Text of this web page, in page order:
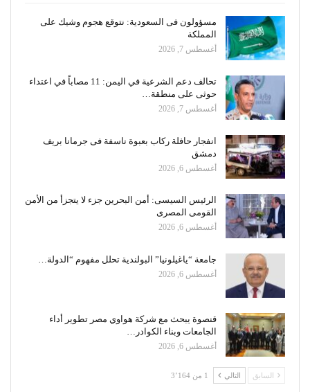
مسؤولون فى السعودية: نتوقع هجوم وشيك على
المملكة
أغسطس 7, 2026
تحالف دعم الشرعية في اليمن: 11 مصاباً في اعتداء
حوثى على منطقة…
أغسطس 7, 2026
انفجار حافلة ركاب بعبوة ناسفة فى جرمانا بريف
دمشق
أغسطس 6, 2026
الرئيس السيسى: أمن البحرين جزء لا يتجزأ من الأمن
القومى المصرى
أغسطس 6, 2026
جامعة “ياغيلونيا” البولندية تحلل مفهوم “الدولة…
أغسطس 6, 2026
قنصوة يبحث مع شركة هواوي مصر تطوير أداء
الجامعات وبناء الكوادر…
أغسطس 6, 2026
السابق التالي 1 من 3٬164